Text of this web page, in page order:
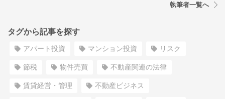
執筆者一覧へ
タグから記事を探す
アパート投資 マンション投資 リスク
節税 物件売買 不動産関連の法律
賃貸経営・管理 不動産ビジネス